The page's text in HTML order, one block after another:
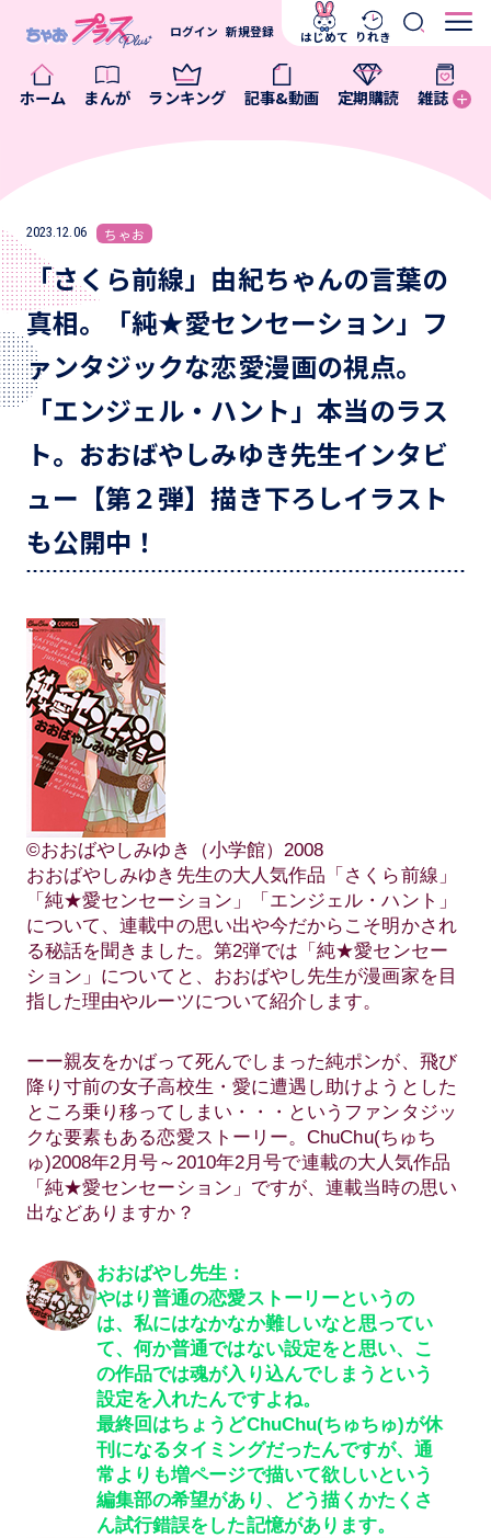
ホーム まんが ランキング 記事&動画 定期購読 雑誌
ログイン 新規登録 はじめて りれき
2023.12.06 ちゃお
「さくら前線」由紀ちゃんの言葉の
真相。「純★愛センセーション」フ
ァンタジックな恋愛漫画の視点。
「エンジェル・ハント」本当のラス
ト。おおばやしみゆき先生インタビ
ュー【第２弾】描き下ろしイラスト
も公開中！
©︎おおばやしみゆき（小学館）2008
おおばやしみゆき先生の大人気作品「さくら前線」
「純★愛センセーション」「エンジェル・ハント」
について、連載中の思い出や今だからこそ明かされ
る秘話を聞きました。第2弾では「純★愛センセー
ション」についてと、おおばやし先生が漫画家を目
指した理由やルーツについて紹介します。
ーー親友をかばって死んでしまった純ポンが、飛び
降り寸前の女子高校生・愛に遭遇し助けようとした
ところ乗り移ってしまい・・・というファンタジッ
クな要素もある恋愛ストーリー。ChuChu(ちゅち
ゅ)2008年2月号～2010年2月号で連載の大人気作品
「純★愛センセーション」ですが、連載当時の思い
出などありますか？
おおばやし先生：
やはり普通の恋愛ストーリーというの
は、私にはなかなか難しいなと思ってい
て、何か普通ではない設定をと思い、こ
の作品では魂が入り込んでしまうという
設定を入れたんですよね。
最終回はちょうどChuChu(ちゅちゅ)が休
刊になるタイミングだったんですが、通
常よりも増ページで描いて欲しいという
編集部の希望があり、どう描くかたくさ
ん試行錯誤をした記憶があります。